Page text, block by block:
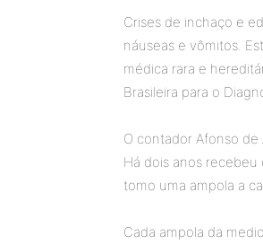
Crises de inchaço e
náuseas e vômitos.
médica rara e
Brasileira para o
O contador Afonso de
Há dois anos recebeu
tomo uma ampola a
Cada ampola da